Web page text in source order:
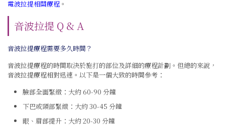
電波拉提相關療程 。
音波拉提 Q & A
音波拉提療程需要多久時間？
音波拉提療程的時間取決於施打的部位及詳細的療程計劃。但總的來說，
音波拉提療程相對迅速。以下是一個大致的時間參考：
臉部全面緊緻：大約 60-90 分鐘
下巴或頸部緊緻：大約 30-45 分鐘
眼、眉部提升：大約 20-30 分鐘